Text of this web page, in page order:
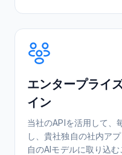
エンタープライ
イン
当社のAPIを活用して、
し、貴社独自の社内ア
自のAIモデルに取り込む